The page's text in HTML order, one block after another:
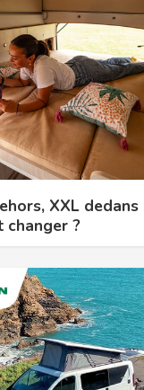
XXL dedans
?